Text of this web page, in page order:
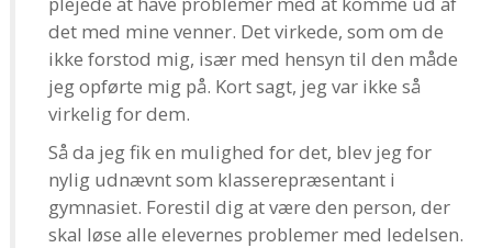
det med mine venner. Det virkede, som om de
ikke forstod mig, især med hensyn til den måde
jeg opførte mig på. Kort sagt, jeg var ikke så
virkelig for dem.
Så da jeg fik en mulighed for det, blev jeg for
nylig udnævnt som klasserepræsentant i
gymnasiet. Forestil dig at være den person, der
skal løse alle elevernes problemer med ledelsen.